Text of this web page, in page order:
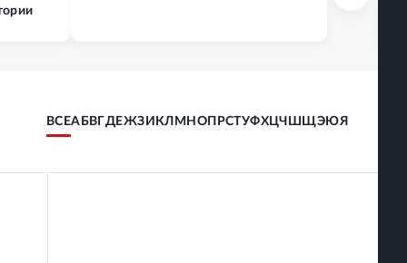
ВСЕА Б В ГД ЕЖЗ И КЛ М Н О П РСТУФХ ЦЧ Ш ЩЭ ЮЯ